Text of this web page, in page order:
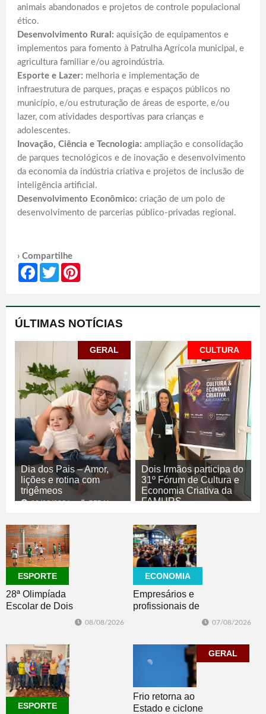
animais abandonados e projetos de controle populacional
ético.
Desenvolvimento Rural: aquisição de equipamentos e
implementos para fomento à Patrulha Agrícola municipal, e
agricultura familiar e/ou agroindústria.
Esporte e Lazer: melhoria e implementação de
infraestrutura de parques, praças e espaços públicos no
município, e/ou estruturação de áreas de esporte, e/ou
lazer, com atividades desportivas para crianças e
adolescentes.
Inovação, Ciência e Tecnologia: ampliação e consolidação
de parques tecnológicos e de inovação e desenvolvimento
da economia da indústria criativa e projetos de inclusão de
inteligência artificial.
Desenvolvimento Econômico: criação de um polo de
desenvolvimento de parcerias público-privadas regional.
› Compartilhe
FacebookTwitter
ÚLTIMAS NOTÍCIAS
GERAL
Dia dos Pais – Amor,
lições e rotina com
trigêmeos
08/08/2026 GERAL
CULTURA
Dois Irmãos participa do
31º Fórum de Cultura e
Economia Criativa da
FAMURS
CULTURA
ESPORTE
28ª Olimpíada
Escolar de Dois
08/08/2026
ECONOMIA
Empresários e
profissionais de
07/08/2026
ESPORTE
GERAL
Frio retorna ao
Estado e ciclone